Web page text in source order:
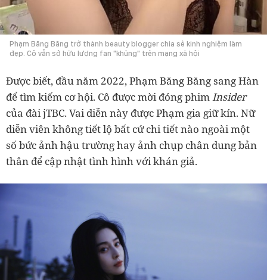
Phạm Băng Băng trở thành beauty blogger chia sẻ kinh nghiệm làm
đẹp. Cô vẫn sở hữu lượng fan "khủng" trên mạng xã hội
Được biết, đầu năm 2022, Phạm Băng Băng sang Hàn
để tìm kiếm cơ hội. Cô được mời đóng phimInsider
của đài jTBC. Vai diễn này được Phạm gia giữ kín. Nữ
diễn viên không tiết lộ bất cứ chi tiết nào ngoài một
số bức ảnh hậu trường hay ảnh chụp chân dung bản
thân để cập nhật tình hình với khán giả.